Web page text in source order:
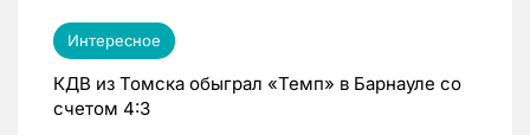
Интересное
КДВ из Томска обыграл «Темп» в Барнауле со
счетом 4:3